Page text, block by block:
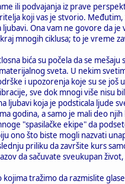
ili podvajanja iz prave
koji vas je stvorio.
Ona vam ne govore da
mnogih ciklusa; to je vreme
bića su počela da se
sveta. U nekim
i upozorenja koje su se
sve dok mnogi više nisu
ljubavi koja je podsticala ljude
godina, a samo je mali deo
"spasilačke ekipe" da
ono što biste mogli nazvati
priliku da završite kurs
da sačuvate sveukupan
kojima tražimo da razmislite